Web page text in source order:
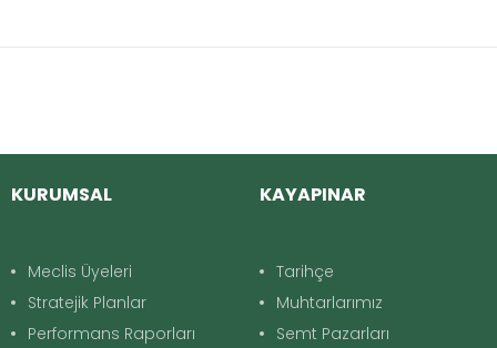
KURUMSAL
Meclis Üyeleri
Stratejik Planlar
Performans Raporları
KAYAPINAR
Tarihçe
Muhtarlarımız
Semt Pazarları